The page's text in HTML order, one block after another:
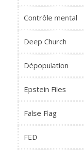
Contrôle mental
Deep Church
Dépopulation
Epstein Files
False Flag
FED